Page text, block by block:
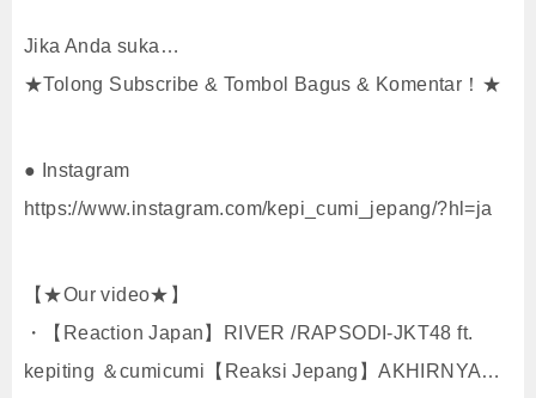
Jika Anda suka…
★Tolong Subscribe & Tombol Bagus & Komentar！★
● Instagram
https://www.instagram.com/kepi_cumi_jepang/?hl=ja
【★Our video★】
・【Reaction Japan】RIVER /RAPSODI-JKT48 ft.
kepiting ＆cumicumi【Reaksi Jepang】AKHIRNYA…